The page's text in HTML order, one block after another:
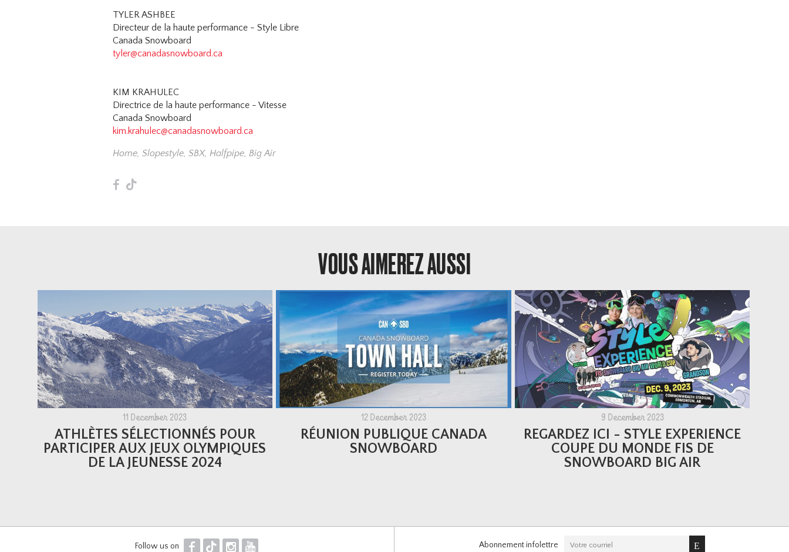
TYLER ASHBEE
Directeur de la haute performance - Style Libre
Canada Snowboard
tyler@canadasnowboard.ca
KIM KRAHULEC
Directrice de la haute performance - Vitesse
Canada Snowboard
kim.krahulec@canadasnowboard.ca
Home, Slopestyle, SBX, Halfpipe, Big Air
F T
VOUS AIMEREZ AUSSI
11 December 2023
ATHLÈTES SÉLECTIONNÉS POUR
PARTICIPER AUX JEUX OLYMPIQUES
DE LA JEUNESSE 2024
12 December 2023
RÉUNION PUBLIQUE CANADA
SNOWBOARD
9 December 2023
REGARDEZ ICI - STYLE EXPERIENCE
COUPE DU MONDE FIS DE
SNOWBOARD BIG AIR
Follow us on F T I Y Abonnement infolettre